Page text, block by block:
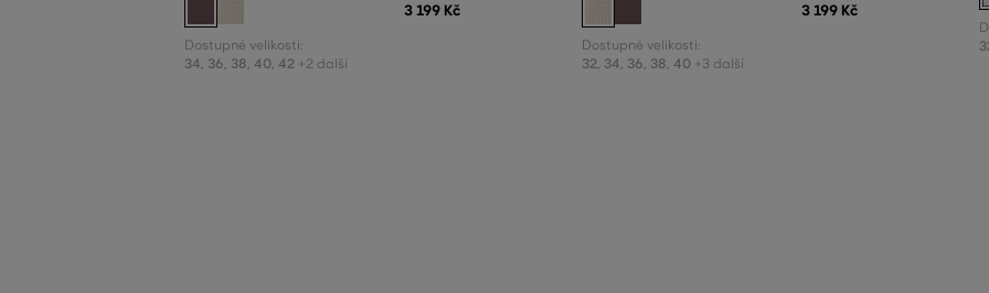
3 199 Kč
Dostupné velikosti:
34, 36, 38, 40, 42 +2 další
3 199 Kč
Dostupné velikosti:
32, 34, 36, 38, 40 +3 další